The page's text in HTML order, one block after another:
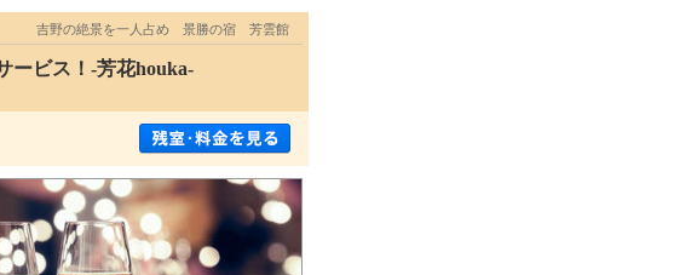
吉野の絶景を一人占め 景勝の宿 芳雲館
ービス！-芳花houka-